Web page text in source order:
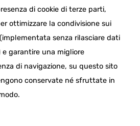
di cookie di terze parti,
ottimizzare la condivisione sui
senza rilasciare dati
e garantire una migliore
di navigazione, su questo sito
conservate né sfruttate in